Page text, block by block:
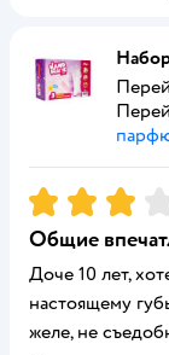
Рейтинг:3
Общие
Доче 10 лет,
настоящему
желе, не